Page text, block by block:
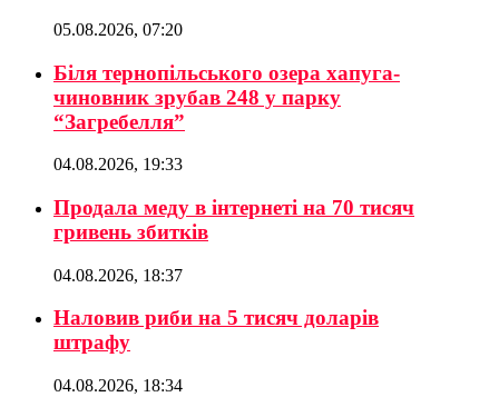
05.08.2026, 07:20
Біля тернопільського озера хапуга-
чиновник зрубав 248 у парку
“Загребелля”
04.08.2026, 19:33
Продала меду в інтернеті на 70 тисяч
гривень збитків
04.08.2026, 18:37
Наловив риби на 5 тисяч доларів
штрафу
04.08.2026, 18:34